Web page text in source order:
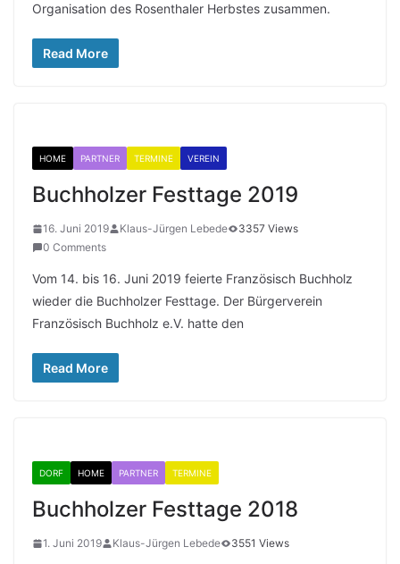
Organisation des Rosenthaler Herbstes zusammen.
Read More
HOME PARTNER TERMINE VEREIN
Buchholzer Festtage 2019
16. Juni 2019 Klaus-Jürgen Lebede
3357 Views
0 Comments
Vom 14. bis 16. Juni 2019 feierte Französisch Buchholz
wieder die Buchholzer Festtage. Der Bürgerverein
Französisch Buchholz e.V. hatte den
Read More
DORF HOME PARTNER TERMINE
Buchholzer Festtage 2018
1. Juni 2019 Klaus-Jürgen Lebede 3551 Views